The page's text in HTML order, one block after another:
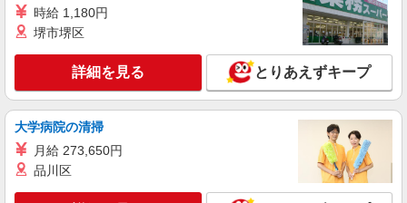
紹介予定派遣
【softbank】の携帯販売スタッフ
時給1400円〜 ※残業代支給 ★交通費別途支給
（規定あり） ゜+゜・。○。・゜+゜・。○。・゜
頂くと, インセンティブ支給(規定有) ★月2回払
い・週払い可能（規程有）★ ゜・。○。・゜
沖縄県うるま市のsoftbankショップ
詳細を見る
時給 1,180円
堺市堺区
詳細を見る とりあえずキープ
大学病院の清掃
月給 273,650円
品川区